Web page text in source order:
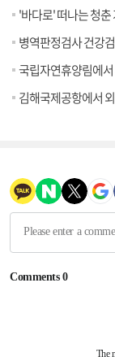
'바다로' 떠나는 청춘 가득
병역판정검사 건강
국립자연휴양림에
김해국제공항에서 외